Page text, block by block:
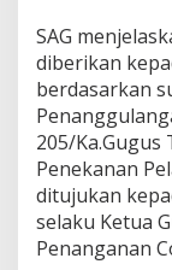
SAG
diberikan
berdasarkan
205/Ka.Gugus
Penekanan
ditujukan
selaku Ketua
Penanganan